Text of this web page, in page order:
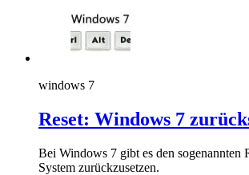
windows 7
Reset: Windows 7
Bei Windows 7 gibt es den sogenannten
System zurückzusetzen.